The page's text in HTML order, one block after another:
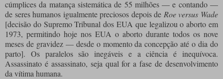
cúmplices da matança sistemática de 55 milhões — e contando —
de seres humanos igualmente preciosos depois de Roe versus Wade
[decisão do Supremo Tribunal dos EUA que legalizou o aborto em
1973, permitindo hoje nos EUA o aborto durante todos os nove
meses de gravidez — desde o momento da concepção até o dia do
parto]. Os paralelos são inegáveis e a ciência é inequívoca.
Assassinato é assassinato, seja qual for a fase de desenvolvimento
da vítima humana.